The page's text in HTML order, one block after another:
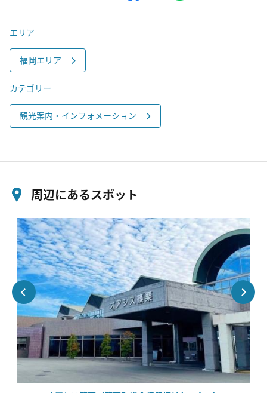
エリア
福岡エリア
カテゴリー
観光案内・インフォメーション
周辺にあるスポット